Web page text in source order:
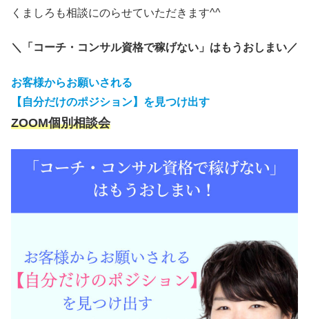
くましろも相談にのらせていただきます^^
＼「コーチ・コンサル資格で稼げない」はもうおしまい／
お客様からお願いされる
【自分だけのポジション】を見つけ出す
ZOOM個別相談会